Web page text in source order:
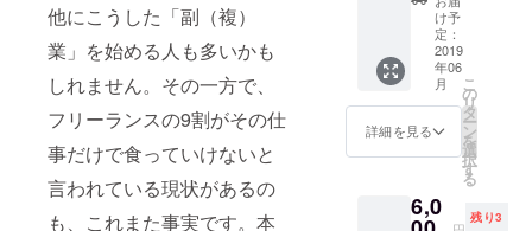
他にこうした「副（複）
業」を始める人も多いかも
しれません。その一方で、
フリーランスの9割がその仕
事だけで食っていけないと
言われている現状があるの
も、これまた事実です。本
※この時
点で本
の発売
が未定
の場合
は出版
現状報
りま
す。
＋出版
までの
解説動
画】 ・
出版後
に著者
のサイ
ンが
入った
本人が
著書の
け予
定：
2019
年06
月
詳細を見る
こ
の
リ
タ
ー
ン
を
選
択
す
る
6,0 残り3